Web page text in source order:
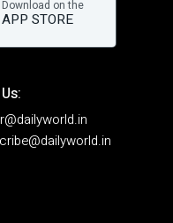
Download on the
APP STORE